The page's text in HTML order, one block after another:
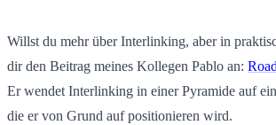
Willst du mehr über Interlinking, aber in
dir den Beitrag meines Kollegen Pablo an:
Er wendet Interlinking in einer Pyramide auf
die er von Grund auf positionieren wird.